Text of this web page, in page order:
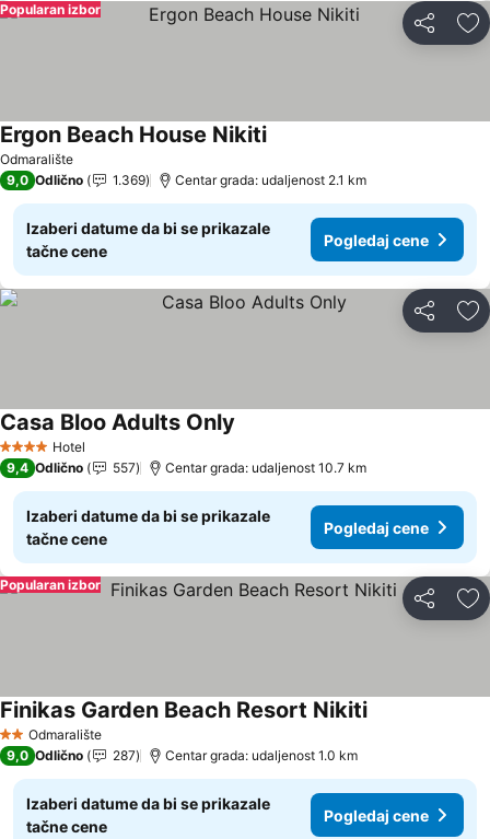
Deli
Popularan izbor
Odmaralište
Ergon Beach House NikitiPogledaj cene
9,0 Odlično 1.369 Centar grada: udaljenost 2.1 km
Izaberi datume da bi se prikazale
tačne cene
Pogledaj cene
Deli
4 ZvezdiceHotel
Casa Bloo Adults Only
9,4 Odlično 557 Centar grada: udaljenost 10.7 km
Izaberi datume da bi se prikazale
tačne cene
Pogledaj cene
Deli
Popularan izbor
2 Zvezdice
Odmaralište
Finikas Garden Beach Resort NikitiPogledaj cene
9,0 Odlično 287 Centar grada: udaljenost 1.0 km
Izaberi datume da bi se prikazale
tačne cene
Pogledaj cene